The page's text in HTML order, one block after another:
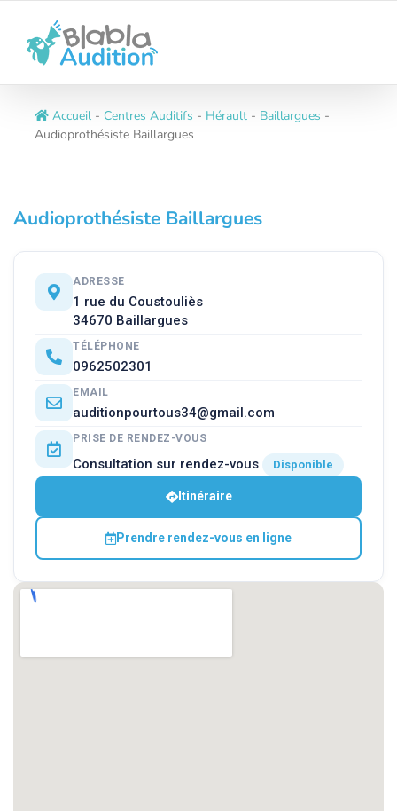
contenu
Accueil - Centres Auditifs - Hérault - Baillargues -
Audioprothésiste Baillargues
Audioprothésiste Baillargues
ADRESSE
1 rue du Coustouliès
34670 Baillargues
TÉLÉPHONE
0962502301
EMAIL
auditionpourtous34@gmail.com
PRISE DE RENDEZ-VOUS
Consultation sur rendez-vous Disponible
Itinéraire
Prendre rendez-vous en ligne